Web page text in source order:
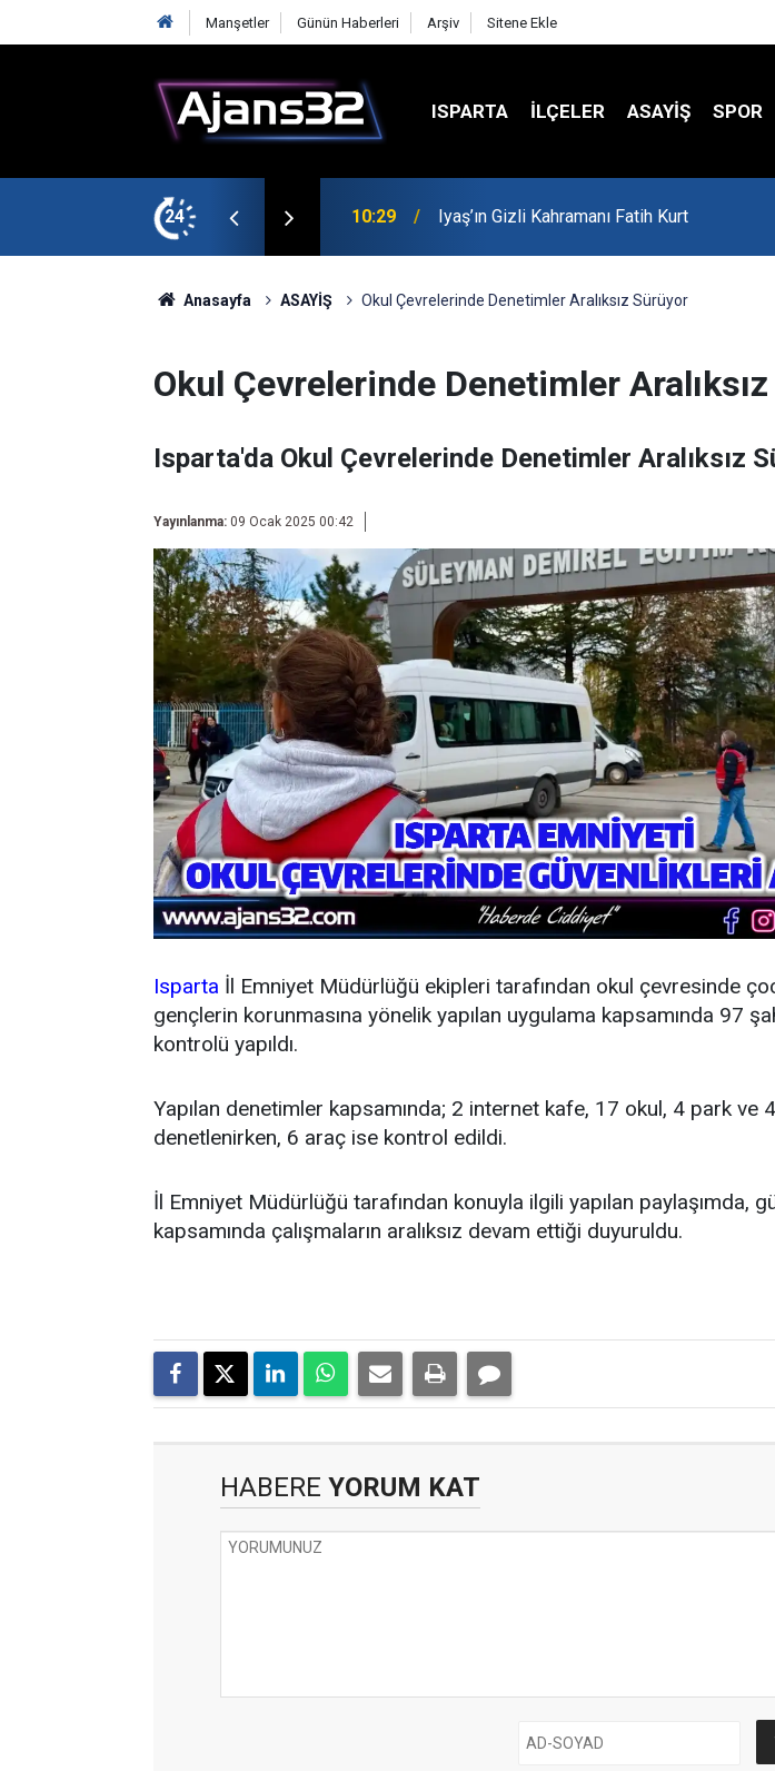
Manşetler Günün Haberleri Arşiv Sitene Ekle
ISPARTA İLÇELER ASAYİŞ SPOR
24 00:52 Isparta'da Asker Eğlencesinde Kavga Çıktı
Anasayfa ASAYİŞ Okul Çevrelerinde Denetimler Aralıksız Sürüyor
Okul Çevrelerinde Denetimler
Isparta'da Okul Çevrelerinde Denetimler Aralıksız
Yayınlanma: 09 Ocak 2025 00:42
Isparta İl Emniyet Müdürlüğü ekipleri tarafından okul çevresinde
gençlerin korunmasına yönelik yapılan uygulama kapsamında 97
kontrolü yapıldı.
Yapılan denetimler kapsamında; 2 internet kafe, 17 okul, 4 park ve
denetlenirken, 6 araç ise kontrol edildi.
İl Emniyet Müdürlüğü tarafından konuyla ilgili yapılan paylaşımda,
kapsamında çalışmaların aralıksız devam ettiği duyuruldu.
HABERE YORUM KAT